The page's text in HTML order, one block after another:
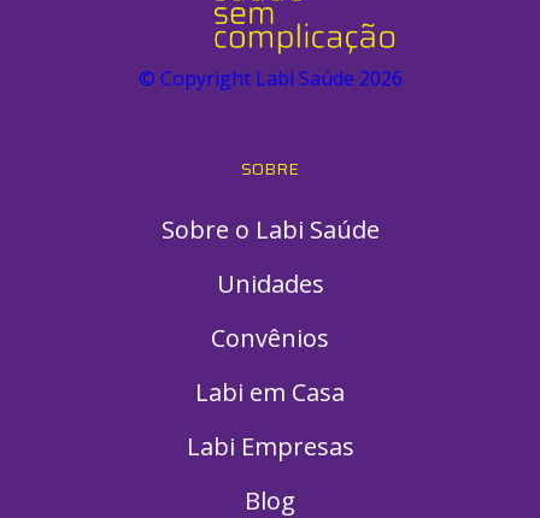
© Copyright Labi Saúde 2026
SOBRE
Sobre o Labi Saúde
Unidades
Convênios
Labi em Casa
Labi Empresas
Blog